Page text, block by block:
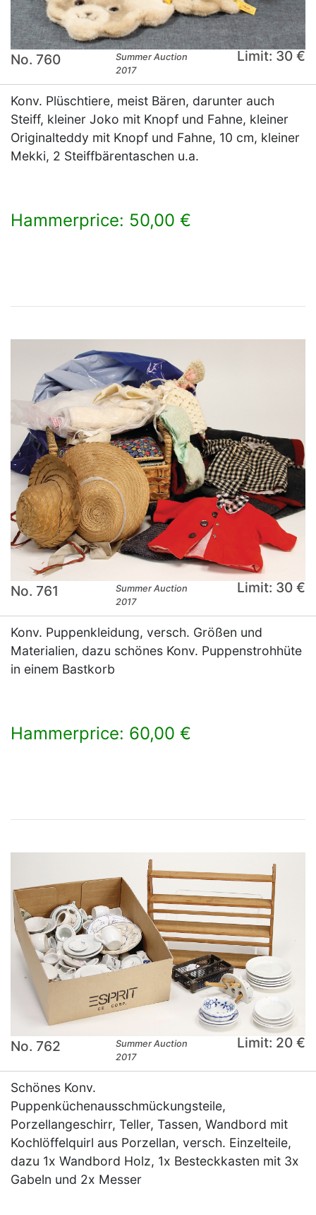
No. 760
Summer Auction
2017
Limit: 30 €
Konv. Plüschtiere, meist Bären, darunter auch
Steiff, kleiner Joko mit Knopf und Fahne, kleiner
Originalteddy mit Knopf und Fahne, 10 cm, kleiner
Mekki, 2 Steiffbärentaschen u.a.
Hammerprice: 50,00 €
No. 761
Summer Auction
2017
Limit: 30 €
Konv. Puppenkleidung, versch. Größen und
Materialien, dazu schönes Konv. Puppenstrohhüte
in einem Bastkorb
Hammerprice: 60,00 €
No. 762
Summer Auction
2017
Limit: 20 €
Schönes Konv.
Puppenküchenausschmückungsteile,
Porzellangeschirr, Teller, Tassen, Wandbord mit
Kochlöffelquirl aus Porzellan, versch. Einzelteile,
dazu 1x Wandbord Holz, 1x Besteckkasten mit 3x
Gabeln und 2x Messer